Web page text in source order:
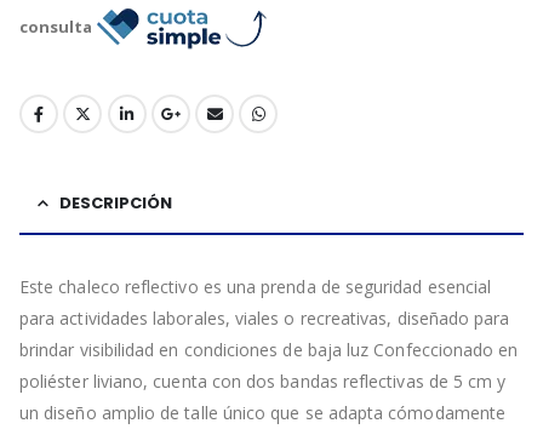
consulta
DESCRIPCIÓN
Este chaleco reflectivo es una prenda de seguridad esencial
para actividades laborales, viales o recreativas, diseñado para
brindar visibilidad en condiciones de baja luz Confeccionado en
poliéster liviano, cuenta con dos bandas reflectivas de 5 cm y
un diseño amplio de talle único que se adapta cómodamente